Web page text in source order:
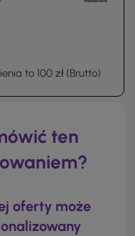
to 100 zł (Brutto)
ten
oferty może